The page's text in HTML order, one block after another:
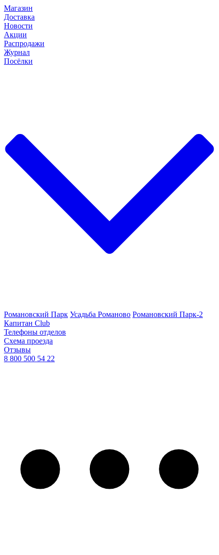
Магазин
Доставка
Новости
Акции
Распродажи
Журнал
Посёлки
Романовский Парк Усадьба Романово Романовский Парк-2
Капитан Club
Телефоны отделов
Схема проезда
Отзывы
8 800 500 54 22